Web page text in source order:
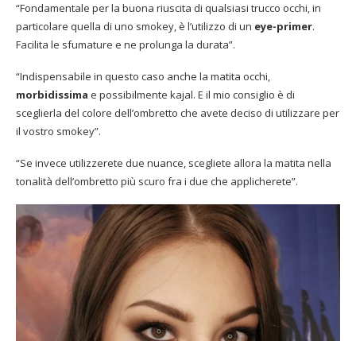
“Fondamentale per la buona riuscita di qualsiasi trucco occhi, in
particolare quella di uno smokey, è l’utilizzo di un eye-primer.
Facilita le sfumature e ne prolunga la durata”.
“Indispensabile in questo caso anche la matita occhi,
morbidissima e possibilmente kajal. E il mio consiglio è di
sceglierla del colore dell’ombretto che avete deciso di utilizzare per
il vostro smokey”.
“Se invece utilizzerete due nuance, scegliete allora la matita nella
tonalità dell’ombretto più scuro fra i due che applicherete”.